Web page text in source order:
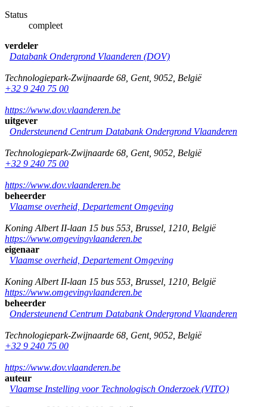
Status
compleet
verdeler
Databank Ondergrond Vlaanderen (DOV)
Technologiepark-Zwijnaarde 68 Gent, 9052 België
+32 9 240 75 00
https://www.dov.vlaanderen.be
uitgever
Ondersteunend Centrum Databank Ondergrond Vlaanderen
Technologiepark-Zwijnaarde 68 Gent, 9052 België
+32 9 240 75 00
https://www.dov.vlaanderen.be
beheerder
Vlaamse overheid, Departement Omgeving
Koning Albert II-laan 15 bus 553 Brussel 1210 België
https://www.omgevingvlaanderen.be
eigenaar
Vlaamse overheid, Departement Omgeving
Koning Albert II-laan 15 bus 553 Brussel 1210 België
https://www.omgevingvlaanderen.be
beheerder
Ondersteunend Centrum Databank Ondergrond Vlaanderen
Technologiepark-Zwijnaarde 68 Gent, 9052 België
+32 9 240 75 00
https://www.dov.vlaanderen.be
auteur
Vlaamse Instelling voor Technologisch Onderzoek (VITO)